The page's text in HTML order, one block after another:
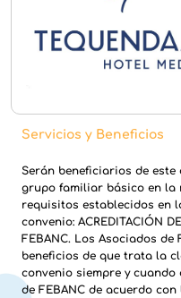
Servicios y Beneficios
Serán beneficiarios de este
grupo familiar básico en la
requisitos establecidos en
convenio: ACREDITACIÓN
FEBANC. Los Asociados
beneficios de que trata la
convenio siempre y
de FEBANC de acuerdo